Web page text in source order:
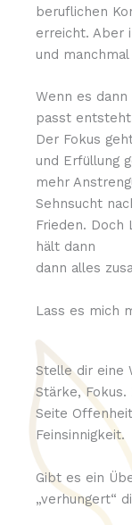
beruflichen
erreicht. Aber
und
Wenn es
passt
Der Fokus
und Erfüllung
mehr
Sehnsucht
Frieden. Doch
hält dann
dann alles
Lass es mich
Stelle dir eine
Stärke, Fokus.
Seite
Feinsinnigkeit.
Gibt es ein
„verhungert“